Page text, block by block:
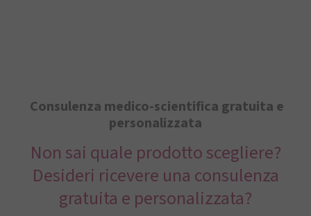
Consulenza medico-scientifica gratuita e
personalizzata
Non sai quale prodotto scegliere?
Desideri ricevere una consulenza
gratuita e personalizzata?